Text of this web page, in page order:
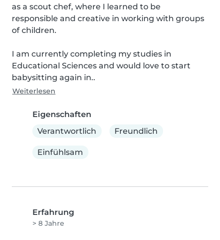
as a scout chef, where I learned to be
responsible and creative in working with groups
of children.
I am currently completing my studies in
Educational Sciences and would love to start
babysitting again in..
Weiterlesen
Eigenschaften
Verantwortlich
Freundlich
Einfühlsam
Erfahrung
> 8 Jahre